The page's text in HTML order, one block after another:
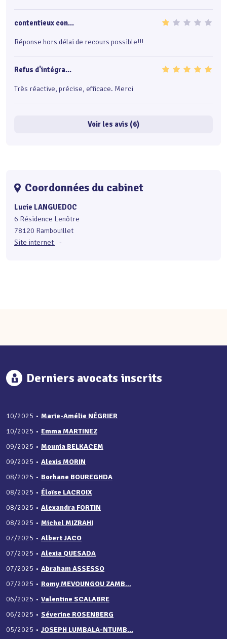
contentieux con...
Réponse hors délai de recours possible!!!
Refus d'intégra...
Très réactive, précise, efficace. Merci
Voir les avis (6)
Coordonnées du cabinet
Lucie LANGUEDOC
6 Résidence Lenôtre
78120 Rambouillet
Site internet
-
Derniers avocats inscrits
10/2025 • Marie-Amélie NÉGRIER
10/2025 • Emma MARTINEZ
09/2025 • Mounia BELKACEM
09/2025 • Alexis MORIN
08/2025 • Borhane BOUREGHDA
08/2025 • Éloïse LACROIX
08/2025 • Alexandra FORTIN
08/2025 • Michel MIZRAHI
07/2025 • Albert JACO
07/2025 • Alexia QUESADA
07/2025 • Abraham ASSESSO
07/2025 • Romy MEVOUNGOU ZAMB...
06/2025 • Valentine SCALABRE
06/2025 • Séverine ROSENBERG
05/2025 • JOSEPH LUMBALA-NTUMB...